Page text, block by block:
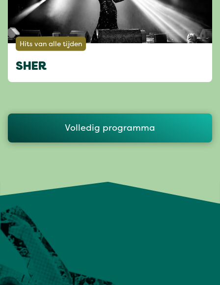
Hits van alle tijden
SHER
Volledig programma